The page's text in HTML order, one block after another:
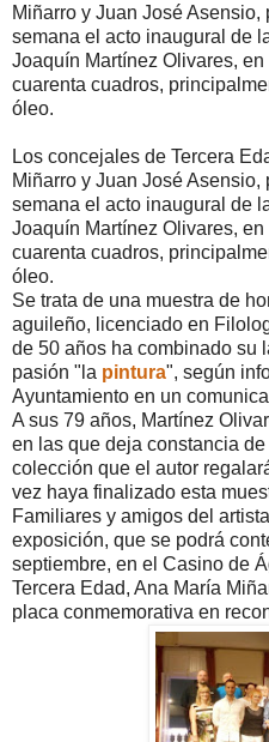
Miñarro y Juan José
semana el acto inaugural de
Joaquín Martínez Olivares,
cuarenta cuadros,
óleo.
Los concejales de Tercera
Miñarro y Juan José
semana el acto inaugural de
Joaquín Martínez Olivares,
cuarenta cuadros,
óleo.
Se trata de una muestra de
aguileño, licenciado en
de 50 años ha combinado su
pasión "la pintura", según
Ayuntamiento en un
A sus 79 años, Martínez
en las que deja constancia
colección que el autor
vez haya finalizado esta
Familiares y amigos del
exposición, que se podrá
septiembre, en el Casino de
Tercera Edad, Ana María
placa conmemorativa en